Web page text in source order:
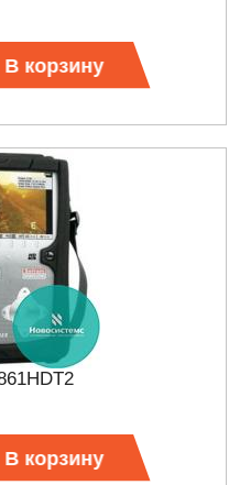
В корзину
В корзину